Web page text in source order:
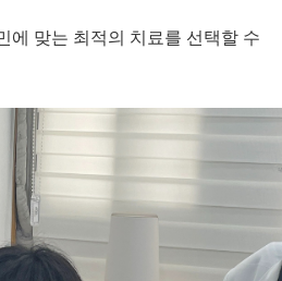
에 맞는 최적의 치료를 선택할 수